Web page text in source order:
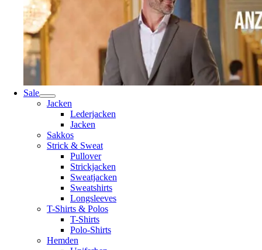
Sale
Jacken
Lederjacken
Jacken
Sakkos
Strick & Sweat
Pullover
Strickjacken
Sweatjacken
Sweatshirts
Longsleeves
T-Shirts & Polos
T-Shirts
Polo-Shirts
Hemden